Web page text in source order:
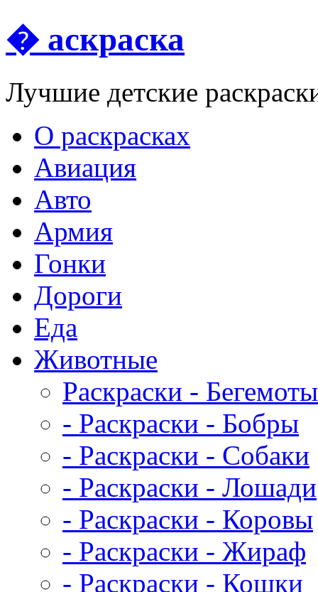
� аскраска
Лучшие детские
О раскрасках
Авиация
Авто
Армия
Гонки
Дороги
Еда
Животныe
Раскраски - Бегемоты
- Раскраски - Бобры
- Раскраски - Собаки
- Раскраски - Лошади
- Раскраски - Коровы
- Раскраски - Жираф
- Раскраски - Кошки